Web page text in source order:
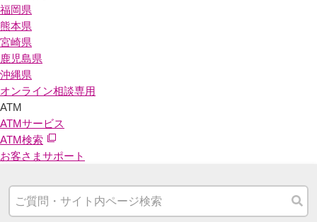
福岡県
熊本県
宮崎県
鹿児島県
沖縄県
オンライン相談専用
ATM
ATMサービス
ATM検索
お客さまサポート